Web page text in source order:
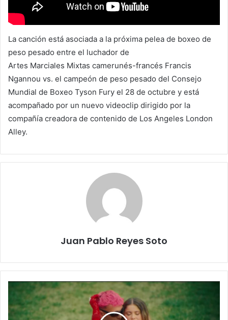
La canción está asociada a la próxima pelea de boxeo de
peso pesado entre el luchador de
Artes Marciales Mixtas camerunés-francés Francis
Ngannou vs. el campeón de peso pesado del Consejo
Mundial de Boxeo Tyson Fury el 28 de octubre y está
acompañado por un nuevo videoclip dirigido por la
compañía creadora de contenido de Los Angeles London
Alley.
Juan Pablo Reyes Soto